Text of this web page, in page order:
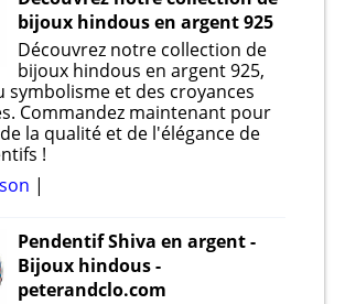
bijoux hindous en argent 925
Découvrez notre collection de
bijoux hindous en argent 925,
symbolisme et des croyances
Commandez maintenant pour
la qualité et de l'élégance de
!
Pendentif Shiva en argent -
Bijoux hindous -
peterandclo.com